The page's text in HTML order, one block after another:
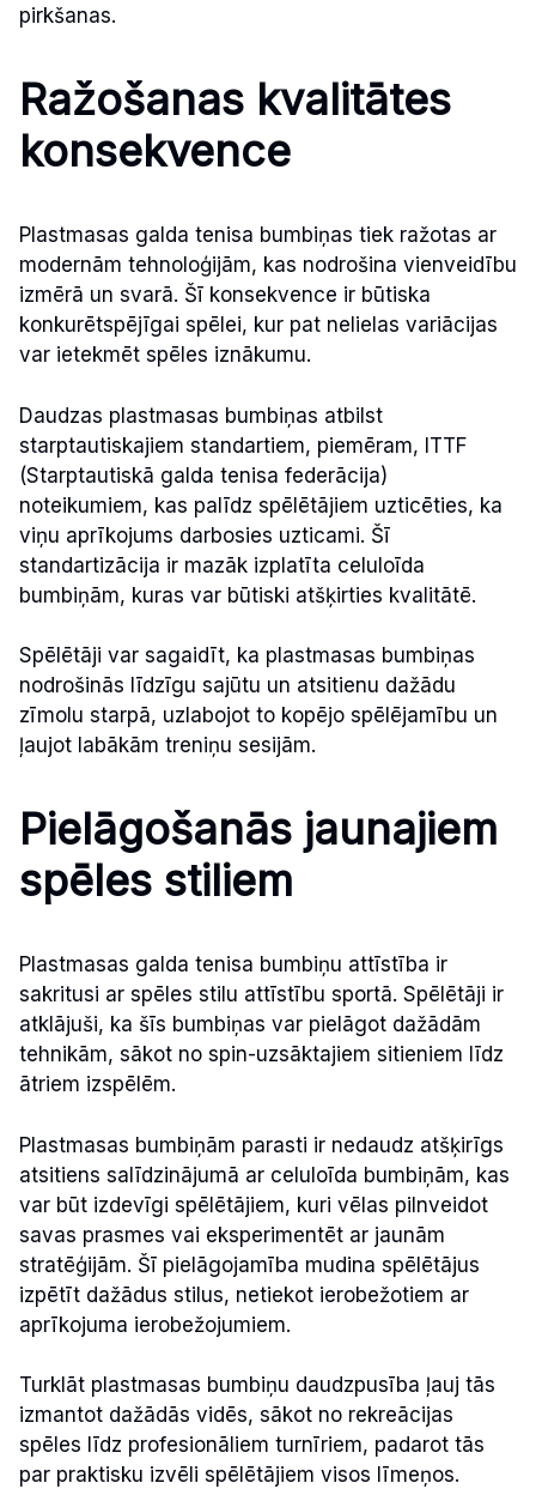
pirkšanas.
Ražošanas kvalitātes
konsekvence
Plastmasas galda tenisa bumbiņas tiek ražotas ar
modernām tehnoloģijām, kas nodrošina vienveidību
izmērā un svarā. Šī konsekvence ir būtiska
konkurētspējīgai spēlei, kur pat nelielas variācijas
var ietekmēt spēles iznākumu.
Daudzas plastmasas bumbiņas atbilst
starptautiskajiem standartiem, piemēram, ITTF
(Starptautiskā galda tenisa federācija)
noteikumiem, kas palīdz spēlētājiem uzticēties, ka
viņu aprīkojums darbosies uzticami. Šī
standartizācija ir mazāk izplatīta celuloīda
bumbiņām, kuras var būtiski atšķirties kvalitātē.
Spēlētāji var sagaidīt, ka plastmasas bumbiņas
nodrošinās līdzīgu sajūtu un atsitienu dažādu
zīmolu starpā, uzlabojot to kopējo spēlējamību un
ļaujot labākām treniņu sesijām.
Pielāgošanās jaunajiem
spēles stiliem
Plastmasas galda tenisa bumbiņu attīstība ir
sakritusi ar spēles stilu attīstību sportā. Spēlētāji ir
atklājuši, ka šīs bumbiņas var pielāgot dažādām
tehnikām, sākot no spin-uzsāktajiem sitieniem līdz
ātriem izspēlēm.
Plastmasas bumbiņām parasti ir nedaudz atšķirīgs
atsitiens salīdzinājumā ar celuloīda bumbiņām, kas
var būt izdevīgi spēlētājiem, kuri vēlas pilnveidot
savas prasmes vai eksperimentēt ar jaunām
stratēģijām. Šī pielāgojamība mudina spēlētājus
izpētīt dažādus stilus, netiekot ierobežotiem ar
aprīkojuma ierobežojumiem.
Turklāt plastmasas bumbiņu daudzpusība ļauj tās
izmantot dažādās vidēs, sākot no rekreācijas
spēles līdz profesionāliem turnīriem, padarot tās
par praktisku izvēli spēlētājiem visos līmeņos.